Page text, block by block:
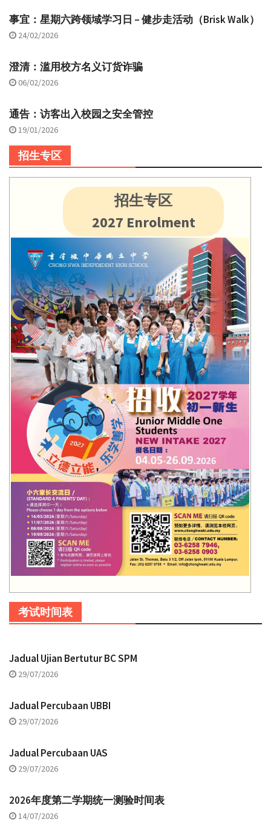
事宜：星期六跨领域学习日 – 健步走活动（Brisk Walk）
24/02/2026
澄清：滥用校方名义订货诈骗
06/02/2026
通告：访客出入校园之安全管控
19/01/2026
招生专区
招生专区
2027 Enrolment
考试时间表
Jadual Ujian Bertutur BC SPM
29/07/2026
Jadual Percubaan UBBI
29/07/2026
Jadual Percubaan UAS
29/07/2026
2026年度第二学期统一测验时间表
14/07/2026